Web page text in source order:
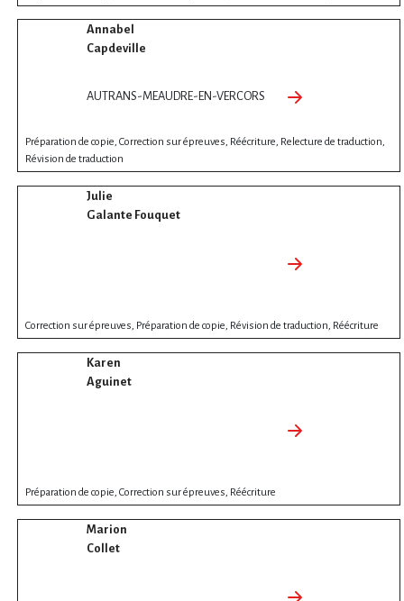
Annabel
Capdeville
AUTRANS-MEAUDRE-EN-VERCORS
Préparation de copie, Correction sur épreuves, Réécriture, Relecture de traduction,
Révision de traduction
Julie
Galante Fouquet
Correction sur épreuves, Préparation de copie, Révision de traduction, Réécriture
Karen
Aguinet
Préparation de copie, Correction sur épreuves, Réécriture
Marion
Collet